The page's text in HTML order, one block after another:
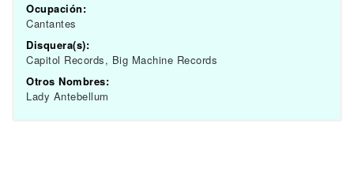
Ocupación:
Cantantes
Disquera(s):
Capitol Records, Big Machine Records
Otros Nombres:
Lady Antebellum